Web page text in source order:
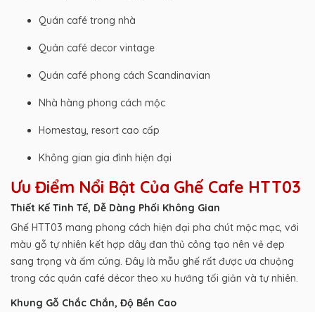
Quán café trong nhà
Quán café decor vintage
Quán café phong cách Scandinavian
Nhà hàng phong cách mộc
Homestay, resort cao cấp
Không gian gia đình hiện đại
Ưu Điểm Nổi Bật Của Ghế Cafe HTT03
Thiết Kế Tinh Tế, Dễ Dàng Phối Không Gian
Ghế HTT03 mang phong cách hiện đại pha chút mộc mạc, với
màu gỗ tự nhiên kết hợp dây đan thủ công tạo nên vẻ đẹp
sang trọng và ấm cúng. Đây là mẫu ghế rất được ưa chuộng
trong các quán café décor theo xu hướng tối giản và tự nhiên.
Khung Gỗ Chắc Chắn, Độ Bền Cao